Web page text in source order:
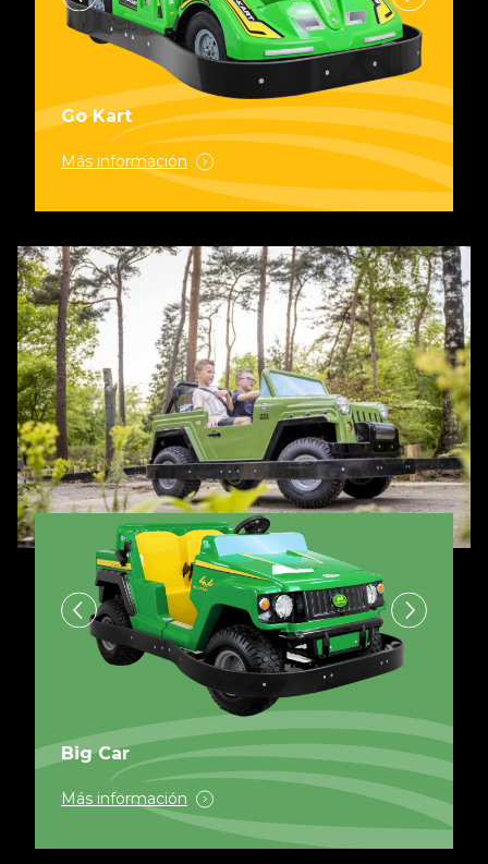
Go Kart
Más información
Big Car
Más información